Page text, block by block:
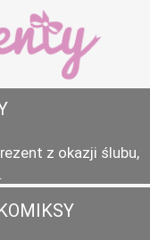
z okazji ślubu,